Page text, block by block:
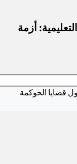
أزمة